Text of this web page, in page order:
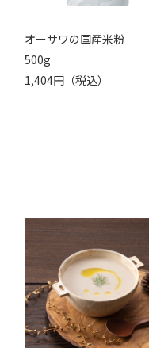
オーサワの国産米粉
500g
1,404円（税込）